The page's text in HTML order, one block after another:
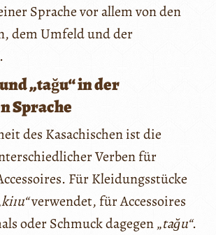
Sprache vor allem von den
dem Umfeld und der
„tağu“ in der
Sprache
des Kasachischen ist die
Verben für
Für Kleidungsstücke
kiıu“verwendet, für Accessoires
oder Schmuck dagegen „tağu“.